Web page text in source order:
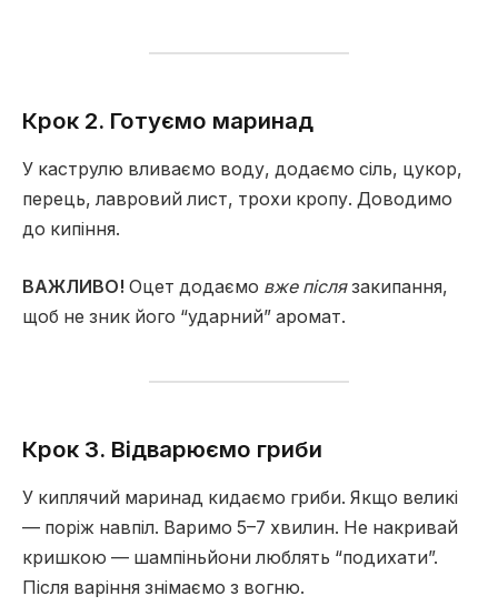
Крок 2. Готуємо маринад
У каструлю вливаємо воду, додаємо сіль, цукор,
перець, лавровий лист, трохи кропу. Доводимо
до кипіння.
ВАЖЛИВО! Оцет додаємо вже післязакипання,
щоб не зник його “ударний” аромат.
Крок 3. Відварюємо гриби
У киплячий маринад кидаємо гриби. Якщо великі
— поріж навпіл. Варимо 5–7 хвилин. Не накривай
кришкою — шампіньйони люблять “подихати”.
Після варіння знімаємо з вогню.